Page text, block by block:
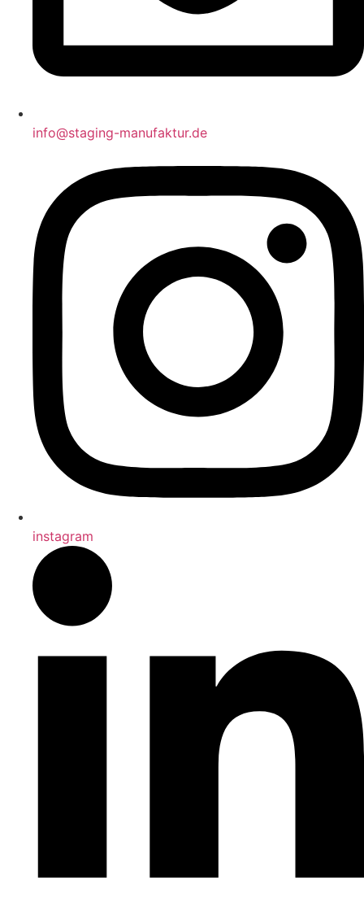
info@staging-manufaktur.de
instagram